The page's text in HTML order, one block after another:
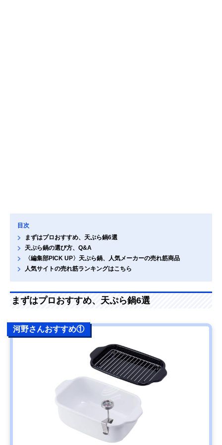
目次
まずはプロおすすめ、天ぷら鍋6選
天ぷら鍋の選び方、Q&A
〈編集部PICK UP〉天ぷら鍋、人気メーカーの売れ筋商品
人気サイトの売れ筋ランキングはこちら
まずはプロおすすめ、天ぷら鍋6選
河野さんおすすめ①